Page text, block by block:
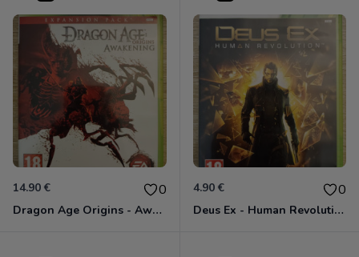
14.90 € 0
Dragon Age Origins - Awakening Xbox 360
4.90 € 0
Deus Ex - Human Revolution Xbox 360